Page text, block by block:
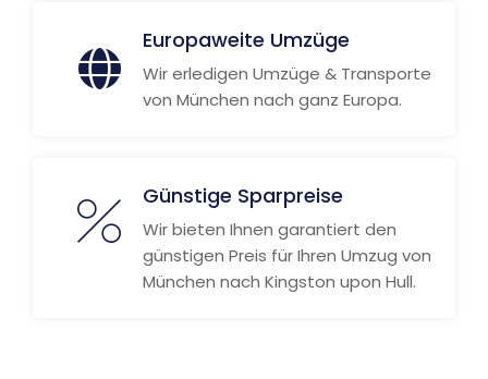
Europaweite Umzüge
Wir erledigen Umzüge & Transporte
von München nach ganz Europa.
Günstige Sparpreise
Wir bieten Ihnen garantiert den
günstigen Preis für Ihren Umzug von
München nach Kingston upon Hull.